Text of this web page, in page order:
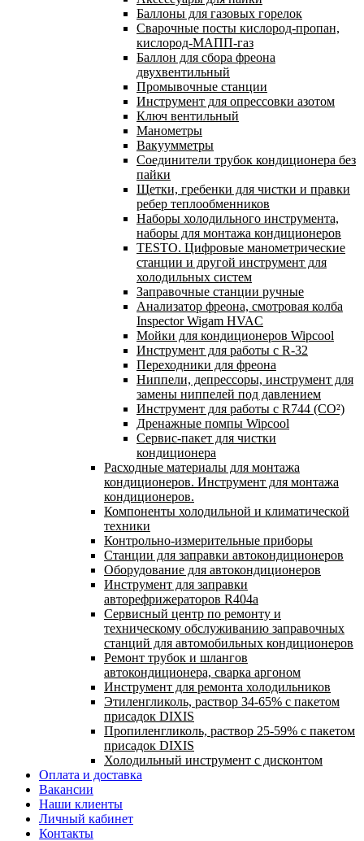
Баллоны для газовых горелок
Сварочные посты кислород-пропан,
кислород-МАПП-газ
Баллон для сбора фреона
двухвентильный
Промывочные станции
Инструмент для опрессовки азотом
Ключ вентильный
Манометры
Вакуумметры
Соединители трубок кондиционера без
пайки
Щетки, гребенки для чистки и правки
ребер теплообменников
Наборы холодильного инструмента,
наборы для монтажа кондиционеров
TESTO. Цифровые манометрические
станции и другой инструмент для
холодильных систем
Заправочные станции ручные
Анализатор фреона, смотровая колба
Inspector Wigam HVAC
Мойки для кондиционеров Wipcool
Инструмент для работы с R-32
Переходники для фреона
Ниппели, депрессоры, инструмент для
замены ниппелей под давлением
Инструмент для работы с R744 (CO²)
Дренажные помпы Wipcool
Сервис-пакет для чистки
кондиционера
Расходные материалы для монтажа
кондиционеров. Инструмент для монтажа
кондиционеров.
Компоненты холодильной и климатической
техники
Контрольно-измерительные приборы
Станции для заправки автокондиционеров
Оборудование для автокондиционеров
Инструмент для заправки
авторефрижераторов R404a
Сервисный центр по ремонту и
техническому обслуживанию заправочных
станций для автомобильных кондиционеров
Ремонт трубок и шлангов
автокондиционера, сварка аргоном
Инструмент для ремонта холодильников
Этиленгликоль, раствор 34-65% с пакетом
присадок DIXIS
Пропиленгликоль, раствор 25-59% с пакетом
присадок DIXIS
Холодильный инструмент с дисконтом
Оплата и доставка
Вакансии
Наши клиенты
Личный кабинет
Контакты